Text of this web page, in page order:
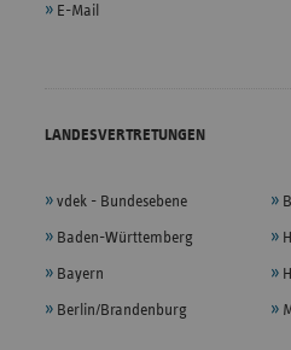
E-Mail
LANDESVERTRETUNGEN
vdek - Bundesebene
Baden-Württemberg
Bayern
Berlin/Brandenburg